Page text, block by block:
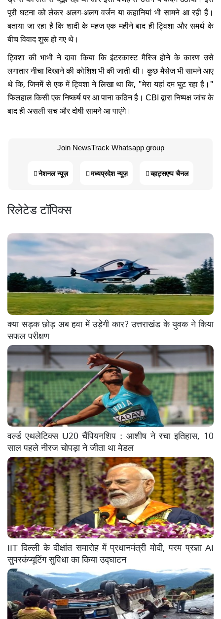
पूरी घटना को लेकर अलग-अलग वर्जन या कहानियां भी सामने आ रही हैं।
बताया जा रहा है कि शादी के महज एक महीने बाद ही ट्विशा और समर्थ के
बीच विवाद शुरू हो गए थे।
ट्विशा की भाभी ने दावा किया कि इंटरकास्ट मैरिज होने के कारण उसे
लगातार नीचा दिखाने की कोशिश भी की जाती थी। कुछ मैसेज भी सामने आए
थे कि, जिनमें से एक में ट्विशा ने लिखा था कि, "मेरा यहां दम घुट रहा है।"
फिलहाल किसी एक निष्कर्ष पर आ पाना कठिन है। CBI द्वारा निष्पक्ष जांच के
बाद ही असली सच और दोषी सामने आ पाएंगे।
Join NewsTrack Whatsapp group
नेशनल न्यूज़ मध्यप्रदेश न्यूज़ व्हाट्सएप्प चैनल
रिलेटेड टॉपिक्स
क्या सड़क छोड़ अब हवा में उड़ेगी कार? उत्तराखंड के युवक ने किया
सफल परीक्षण
वर्ल्ड एथलेटिक्स U20 चैंपियनशिप : आशीष ने रचा इतिहास, 10
साल पहले नीरज चोपड़ा ने जीता था मेडल
IIT दिल्ली के दीक्षांत समारोह में प्रधानमंत्री मोदी, परम प्रज्ञा AI
सुपरकंप्यूटिंग सुविधा का किया उद्घाटन